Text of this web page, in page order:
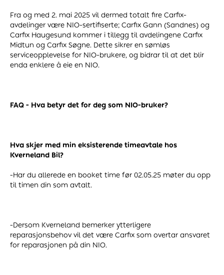
Fra og med 2. mai 2025 vil dermed totalt fire Carfix-
avdelinger være NIO-sertifiserte; Carfix Gann (Sandnes) og
Carfix Haugesund kommer i tillegg til avdelingene Carfix
Midtun og Carfix Søgne. Dette sikrer en sømløs
serviceopplevelse for NIO-brukere, og bidrar til at det blir
enda enklere å eie en NIO.
FAQ - Hva betyr det for deg som NIO-bruker?
Hva skjer med min eksisterende timeavtale hos
Kverneland Bil?
-Har du allerede en booket time før 02.05.25 møter du opp
til timen din som avtalt.
-Dersom Kverneland bemerker ytterligere
reparasjonsbehov vil det være Carfix som overtar ansvaret
for reparasjonen på din NIO.